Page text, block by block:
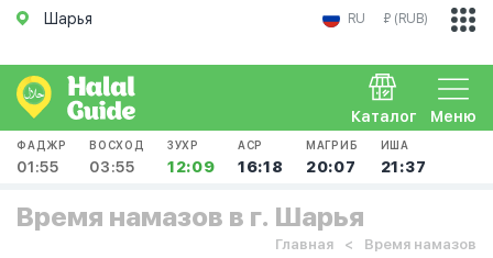
Шарья RU ₽ (RUB)
Меню
Каталог
ФАДЖР
01:55
ВОСХОД
03:55
ЗУХР
12:09
АСР
16:18
МАГРИБ
20:07
ИША
21:37
Время намазов в г. Шарья
Главная Время намазов